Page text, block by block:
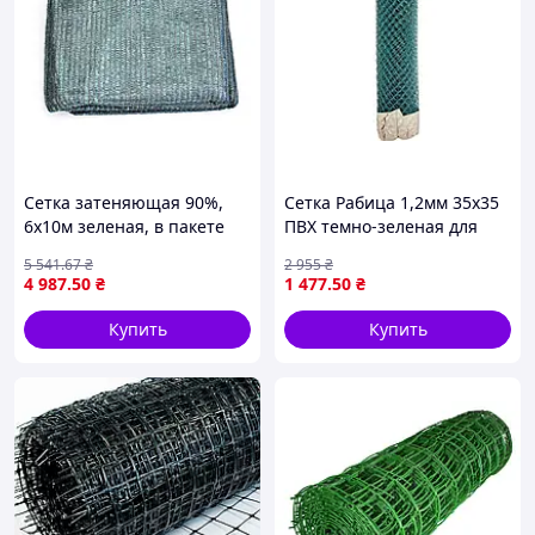
Сетка затеняющая 90%,
6х10м зеленая, в пакете
4 987.50 ₴
5 541.67₴
Купить
Сетка Рабица 1,2мм 35х35
ПВХ темно-зеленая для
растений 10м стандарт ТМ
МЕТАЛЛИНВЕСТ
1 477.50 ₴
2 955₴
Купить